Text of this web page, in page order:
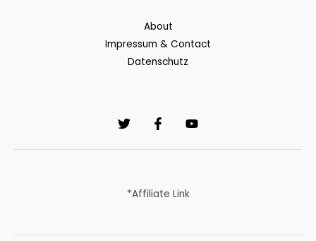
About
Impressum & Contact
Datenschutz
*Affiliate Link